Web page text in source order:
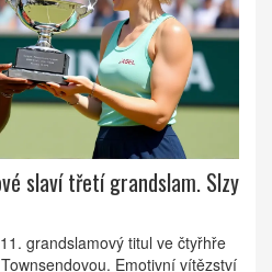
slaví třetí grandslam. Slzy
grandslamový titul ve čtyřhře
Emotivní vítězství